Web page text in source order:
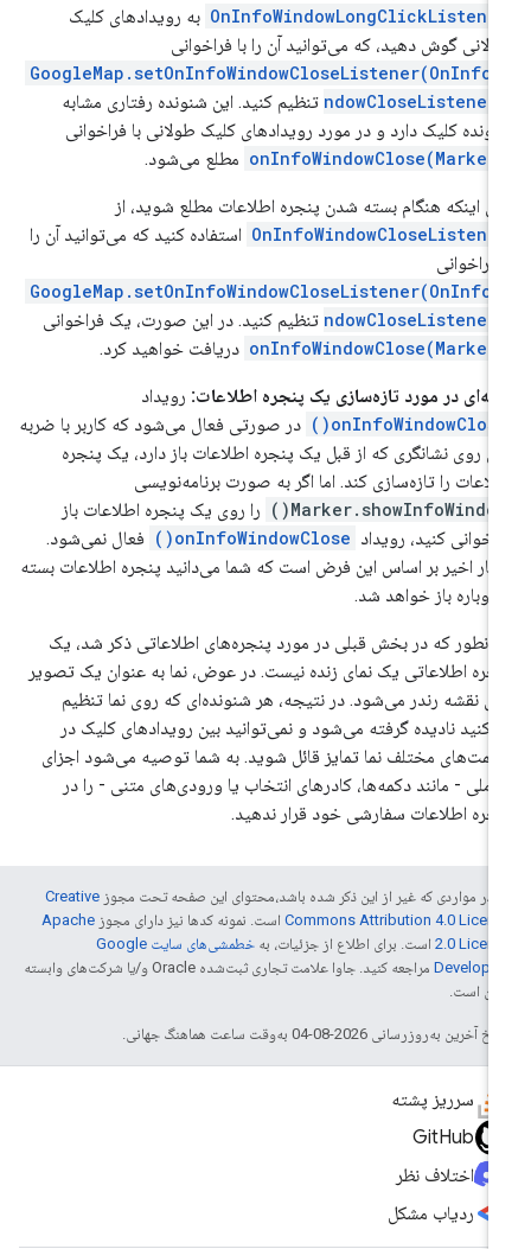
به رویدادهای کلیک
گوش دهید، که می‌توانید آن را با فراخوانی
تنظیم کنید. این شنونده رفتاری مشابه
کلیک دارد و در مورد رویدادهای کلیک طولانی با فراخوانی
مطلع می‌شود.
اینکه هنگام بسته شدن پنجره اطلاعات مطلع شوید، از
استفاده کنید که می‌توانید آن را
فراخوانی
تنظیم کنید. در این صورت، یک فراخوانی
دریافت خواهید کرد.
در مورد تازه‌سازی یک پنجره اطلاعات:رویداد
در صورتی فعال می‌شود که کاربر با ضربه
روی نشانگری که از قبل یک پنجره اطلاعات باز دارد، یک پنجره
را تازه‌سازی کند. اما اگر به صورت برنامه‌نویسی
را روی یک پنجره اطلاعات باز
کنید، رویداد onInfoWindowClose()
فعال نمی‌شود.
اخیر بر اساس این فرض است که شما می‌دانید پنجره اطلاعات بسته
باز خواهد شد.
که در بخش قبلی در مورد پنجره‌های اطلاعاتی ذکر شد، یک
اطلاعاتی یک نمای زنده نیست. در عوض، نما به عنوان یک تصویر
نقشه رندر می‌شود. در نتیجه، هر شنونده‌ای که روی نما تنظیم
نادیده گرفته می‌شود و نمی‌توانید بین رویدادهای کلیک در
مختلف نما تمایز قائل شوید. به شما توصیه می‌شود اجزای
- مانند دکمه‌ها، کادرهای انتخاب یا ورودی‌های متنی - را در
اطلاعات سفارشی خود قرار ندهید.
در مواردی که غیر از این ذکر شده باشد،‌محتوای این صفحه تحت مجوزCreative
Commons Attribution 4.0است. نمونه کدها نیز دارای مجوزApache
2.0است. برای اطلاع از جزئیات، به
خطمشی‌های سایت Google
مراجعه کنید. جاوا علامت تجاری ثبت‌شده Oracle و/یا شرکت‌های وابسته
آن است.
آخرین به‌روزرسانی 2026-08-04 به‌وقت ساعت هماهنگ جهانی.
سرریز پشته
GitHub
اختلاف نظر
ردیاب مشکل